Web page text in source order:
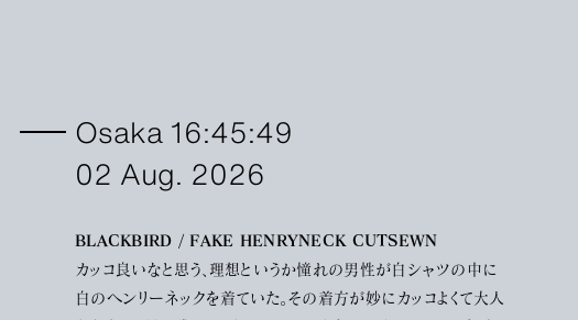
Osaka 16:45:49
02 Aug. 2026
BLACKBIRD / FAKE HENRYNECK CUTSEWN
カッコ良いなと思う、理想というか憧れの男性が白シャツの中に
白のヘンリーネックを着ていた。その着方が妙にカッコよくて大人